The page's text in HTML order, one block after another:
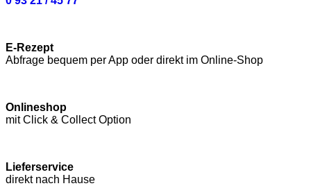
E-Rezept
Abfrage bequem per App oder direkt im Online-Shop
Onlineshop
mit Click & Collect Option
Lieferservice
direkt nach Hause